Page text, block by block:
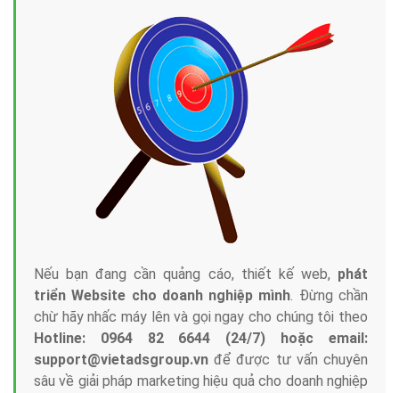
Nếu bạn đang cần quảng cáo, thiết kế web, phát
triển Website cho doanh nghiệp mình. Đừng chần
chừ hãy nhấc máy lên và gọi ngay cho chúng tôi theo
Hotline: 0964 82 6644 (24/7) hoặc email:
support@vietadsgroup.vn để được tư vấn chuyên
sâu về giải pháp marketing hiệu quả cho doanh nghiệp